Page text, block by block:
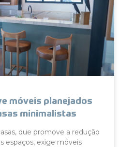
móveis planejados
minimalistas
que promove a redução
espaços, exige móveis